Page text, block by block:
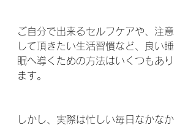
ご自分で出来るセルフケアや、注意
して頂きたい生活習慣など、良い睡
眠へ導くための方法はいくつもあり
ます。
しかし、実際は忙しい毎日なかなか